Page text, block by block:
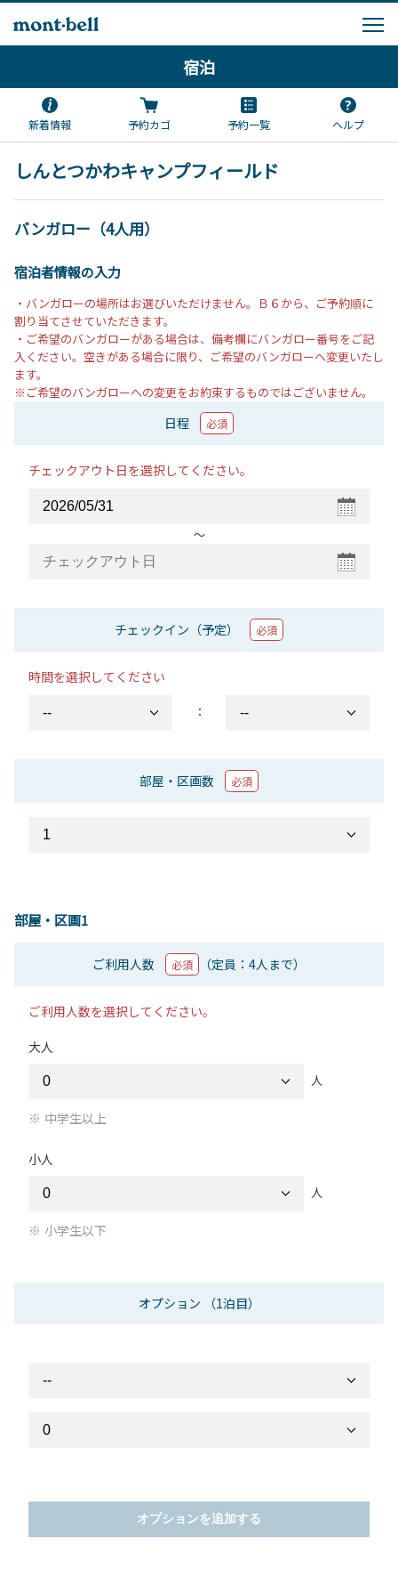
宿泊
新着情報 予約カゴ 予約一覧 ヘルプ
しんとつかわキャンプフィールド
バンガロー（4人用）
宿泊者情報の入力
・バンガローの場所はお選びいただけません。Ｂ６から、ご予約順に
割り当てさせていただきます。
・ご希望のバンガローがある場合は、備考欄にバンガロー番号をご記
入ください。空きがある場合に限り、ご希望のバンガローへ変更いたし
ます。
※ご希望のバンガローへの変更をお約束するものではございません。
日程 必須
チェックアウト日を選択してください。
〜
チェックイン（予定） 必須
時間を選択してください
：
部屋・区画数 必須
部屋・区画1
ご利用人数 必須 （定員：4人まで）
ご利用人数を選択してください。
大人
人
中学生以上
小人
人
小学生以下
オプション （1泊目）
オプションを追加する